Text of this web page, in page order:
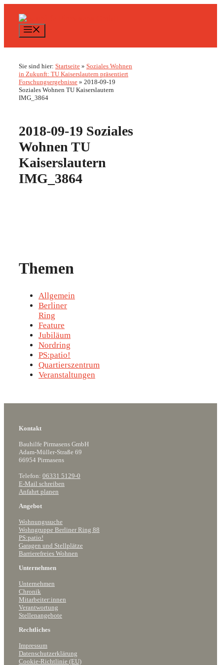
Inhalt
springen
Sie sind hier: Startseite » Soziales Wohnen
in Zukunft: TU Kaiserslautern präsentiert
Forschungsergebnisse » 2018-09-19
Soziales Wohnen TU Kaiserslautern
IMG_3864
2018-09-19 Soziales
Wohnen TU
Kaiserslautern
IMG_3864
Themen
Allgemein
Berliner
Ring
Feature
Jubiläum
Nordring
PS:patio!
Quartierszentrum
Veranstaltungen
Kontakt
Bauhilfe Pirmasens GmbH
Adam-Müller-Straße 69
66954 Pirmasens
Telefon: 06331 5129-0
E-Mail schreiben
Anfahrt planen
Angebot
Wohnungssuche
Wohngruppe Berliner Ring 88
PS:patio!
Garagen und Stellplätze
Barrierefreies Wohnen
Unternehmen
Unternehmen
Chronik
Mitarbeiter:innen
Verantwortung
Stellenangebote
Rechtliches
Impressum
Datenschutzerklärung
Cookie-Richtlinie (EU)